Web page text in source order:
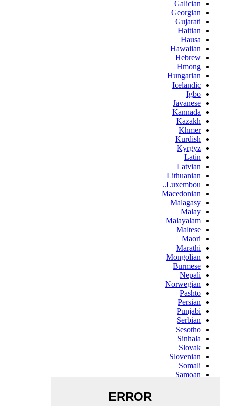
Galician
Georgian
Gujarati
Haitian
Hausa
Hawaiian
Hebrew
Hmong
Hungarian
Icelandic
Igbo
Javanese
Kannada
Kazakh
Khmer
Kurdish
Kyrgyz
Latin
Latvian
Lithuanian
Luxembou..
Macedonian
Malagasy
Malay
Malayalam
Maltese
Maori
Marathi
Mongolian
Burmese
Nepali
Norwegian
Pashto
Persian
Punjabi
Serbian
Sesotho
Sinhala
Slovak
Slovenian
Somali
Samoan